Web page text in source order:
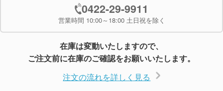
0422-29-9911
営業時間 10:00～18:00 土日祝を除く
在庫は変動いたしますので、
ご注文前に在庫のご確認をお願いいたします。
注文の流れを詳しく見る